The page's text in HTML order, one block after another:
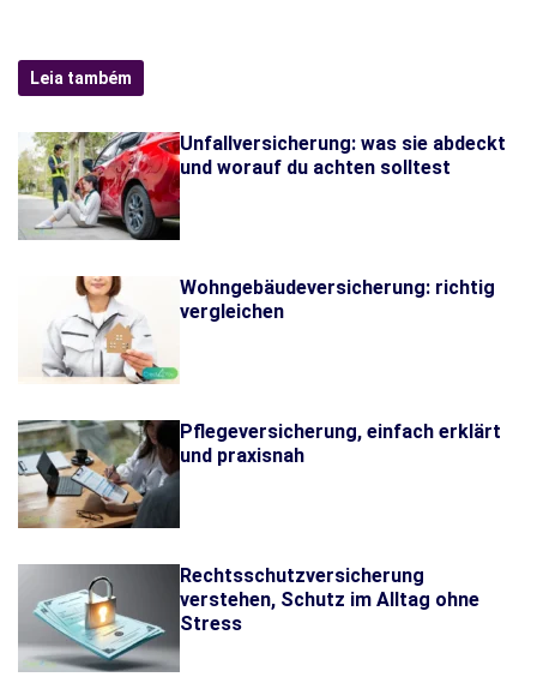
Leia também
Unfallversicherung: was sie abdeckt
und worauf du achten solltest
Wohngebäudeversicherung: richtig
vergleichen
Pflegeversicherung, einfach erklärt
und praxisnah
Rechtsschutzversicherung
verstehen, Schutz im Alltag ohne
Stress